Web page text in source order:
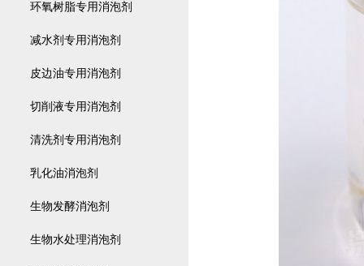
环氧树脂专用消泡剂
减水剂专用消泡剂
皮边油专用消泡剂
切削液专用消泡剂
清洗剂专用消泡剂
乳化油消泡剂
生物发酵消泡剂
生物水处理消泡剂